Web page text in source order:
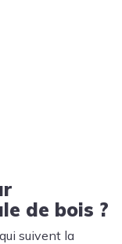
de bois ?
suivent la